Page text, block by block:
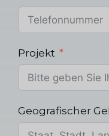
Projekt
Geografischer